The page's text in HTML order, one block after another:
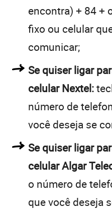
encontra) + 84 +
fixo ou celular
comunicar;
Se quiser ligar
celular Nextel:
número de
você deseja se
Se quiser ligar
celular Algar
o número de
que você deseja